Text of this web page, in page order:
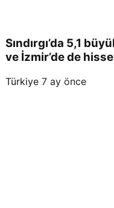
Sındırgı’da 5,1
ve İzmir’de de
Türkiye 7 ay önce